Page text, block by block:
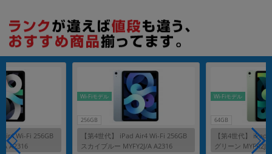
Wi-Fi 256GB
A A2316
256GB
Wi-Fiモデル
【第4世代】 iPad Air4 Wi-Fi 256GB
スカイブルー MYFY2J/A A2316
64GB
Wi-Fiモデル
【第4世代】 iPad
グリーン MYFR2J/